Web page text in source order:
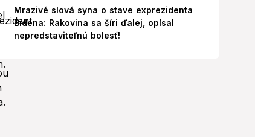
Mrazivé slová syna o stave exprezidenta
Bidena: Rakovina sa šíri ďalej, opísal
nepredstaviteľnú bolesť!